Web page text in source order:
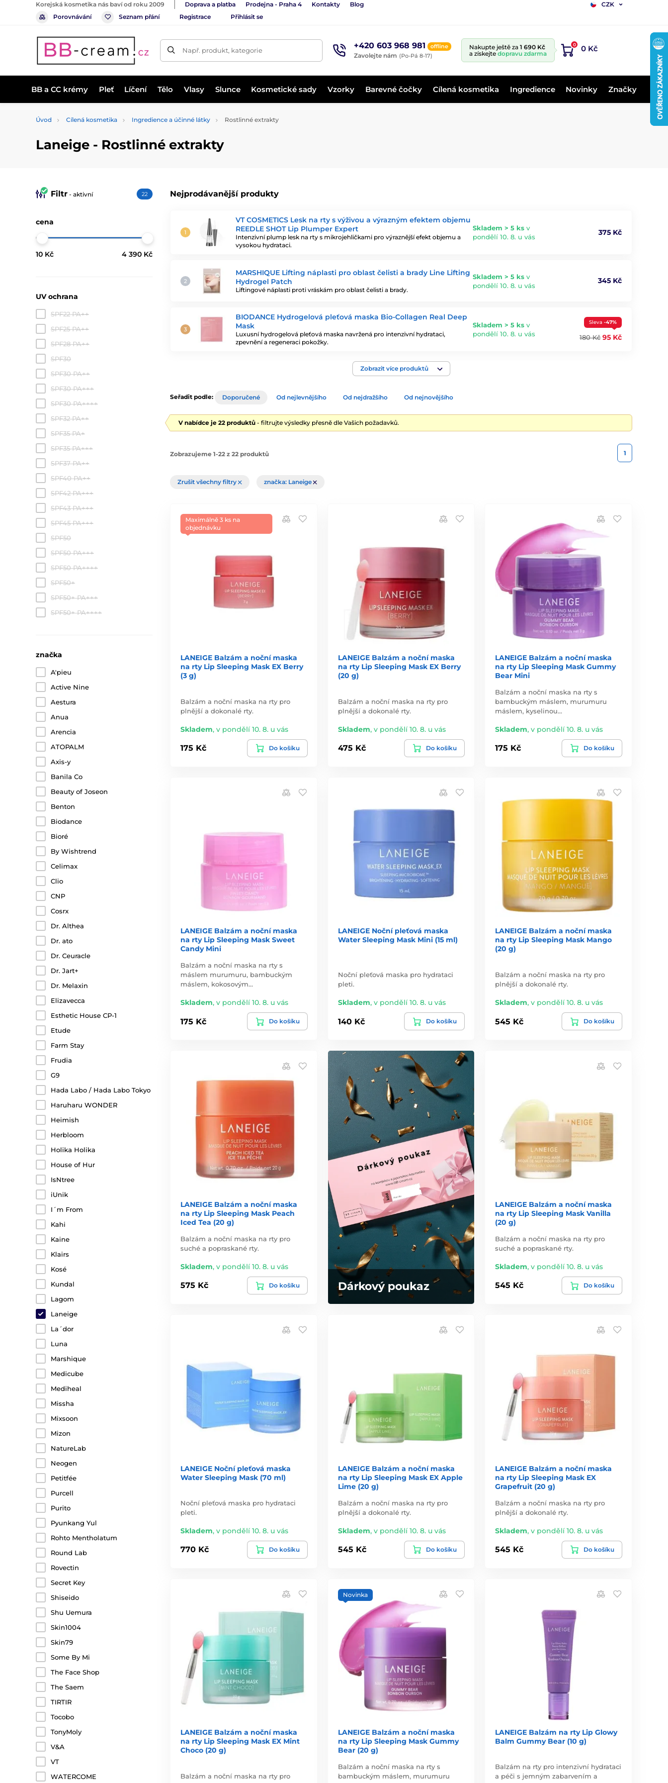
Korejská kosmetika nás baví od roku 2009 Doprava a platba Prodejna - Praha 4 Kontakty Blog
CZK
Porovnávání
Seznam přání Registrace Přihlásit se
Např. produkt, kategorie +420 603 968 981 offline
Zavolejte nám (Po-Pá 8-17)
Nakupte ještě za 1 690 Kč
a získejte dopravu zdarma
0 0 Kč
BB a CC krémy Pleť Líčení Tělo Vlasy Slunce Kosmetické sady Vzorky Barevné čočky Cílená kosmetika Ingredience Novinky Značky
Úvod Cílená kosmetika Ingredience a účinné látky Rostlinné extrakty
Laneige - Rostlinné extrakty
Nejprodávanější produkty
VT COSMETICS Lesk na rty s výživou a výrazným efektem objemu
REEDLE SHOT Lip Plumper Expert
Intenzivní plump lesk na rty s mikrojehličkami pro výraznější efekt objemu a
vysokou hydrataci.
Skladem > 5 ks v
pondělí 10. 8. u vás
375 Kč
MARSHIQUE Lifting náplasti pro oblast čelisti a brady Line Lifting
Hydrogel Patch
Liftingové náplasti proti vráskám pro oblast čelisti a brady.
Skladem > 5 ks v
pondělí 10. 8. u vás
345 Kč
BIODANCE Hydrogelová pleťová maska Bio-Collagen Real Deep
Mask
Luxusní hydrogelová pleťová maska navržená pro intenzivní hydrataci,
zpevnění a regeneraci pokožky.
Skladem > 5 ks v
pondělí 10. 8. u vás
Sleva -47%
180 Kč 95 Kč
Zobrazit více produktů
Filtr - aktivní 22
cena
10 Kč 4 390 Kč
UV ochrana
SPF22 PA++
SPF25 PA++
SPF28 PA++
SPF30
SPF30 PA++
SPF30 PA+++
SPF30 PA++++
SPF32 PA++
SPF35 PA+
SPF35 PA+++
SPF37 PA++
SPF40 PA++
SPF42 PA+++
SPF43 PA+++
SPF45 PA+++
SPF50
SPF50 PA+++
SPF50 PA++++
SPF50+
SPF50+ PA+++
SPF50+ PA++++
značka
A'pieu
Active Nine
Aestura
Anua
Arencia
ATOPALM
Axis-y
Banila Co
Beauty of Joseon
Benton
Biodance
Bioré
By Wishtrend
Celimax
Clio
CNP
Cosrx
Dr. Althea
Dr. ato
Dr. Ceuracle
Dr. Jart+
Dr. Melaxin
Elizavecca
Esthetic House CP-1
Etude
Farm Stay
Frudia
G9
Hada Labo / Hada Labo Tokyo
Haruharu WONDER
Heimish
Herbloom
Holika Holika
House of Hur
IsNtree
iUnik
I´m From
Kahi
Kaine
Klairs
Kosé
Kundal
Lagom
Laneige
La´dor
Luna
Marshique
Medicube
Mediheal
Missha
Mixsoon
Mizon
NatureLab
Neogen
Petitfée
Purcell
Purito
Pyunkang Yul
Rohto Mentholatum
Round Lab
Rovectin
Secret Key
Shiseido
Shu Uemura
Skin1004
Skin79
Some By Mi
The Face Shop
The Saem
TIRTIR
Tocobo
TonyMoly
V&A
VT
WATERCOME
Seřadit podle: Doporučené Od nejlevnějšího Od nejdražšího Od nejnovějšího
V nabídce je 22 produktů - filtrujte výsledky přesně dle Vašich požadavků.
Zobrazujeme 1-22 z 22 produktů 1
Zrušit všechny filtry značka: Laneige
Maximálně 3 ks na
objednávku
LANEIGE Balzám a noční maska
na rty Lip Sleeping Mask EX Berry
(3 g)
Balzám a noční maska na rty pro
plnější a dokonalé rty.
Skladem, v pondělí 10. 8. u vás
175 Kč Do košíku
LANEIGE Balzám a noční maska
na rty Lip Sleeping Mask EX Berry
(20 g)
Balzám a noční maska na rty pro
plnější a dokonalé rty.
Skladem, v pondělí 10. 8. u vás
475 Kč Do košíku
LANEIGE Balzám a noční maska
na rty Lip Sleeping Mask Gummy
Bear Mini
Balzám a noční maska na rty s
bambuckým máslem, murumuru
máslem, kyselinou…
Skladem,v pondělí 10. 8. u vás
175 Kč Do košíku
LANEIGE Balzám a noční maska
na rty Lip Sleeping Mask Sweet
Candy Mini
Balzám a noční maska na rty s
máslem murumuru, bambuckým
máslem, kokosovým…
Skladem, v pondělí 10. 8. u vás
175 Kč Do košíku
LANEIGE Noční pleťová maska
Water Sleeping Mask Mini (15 ml)
Noční pleťová maska pro hydrataci
pleti.
Skladem, v pondělí 10. 8. u vás
140 Kč Do košíku
LANEIGE Balzám a noční maska
na rty Lip Sleeping Mask Mango
(20 g)
Balzám a noční maska na rty pro
plnější a dokonalé rty.
Skladem,v pondělí 10. 8. u vás
545 Kč Do košíku
LANEIGE Balzám a noční maska
na rty Lip Sleeping Mask Peach
Iced Tea (20 g)
Balzám a noční maska na rty pro
suché a popraskané rty.
Skladem, v pondělí 10. 8. u vás
575 Kč Do košíku Dárkový poukaz
LANEIGE Balzám a noční maska
na rty Lip Sleeping Mask Vanilla
(20 g)
Balzám a noční maska na rty pro
suché a popraskané rty.
Skladem,v pondělí 10. 8. u vás
545 Kč Do košíku
LANEIGE Noční pleťová maska
Water Sleeping Mask (70 ml)
Noční pleťová maska pro hydrataci
pleti.
Skladem, v pondělí 10. 8. u vás
770 Kč Do košíku
LANEIGE Balzám a noční maska
na rty Lip Sleeping Mask EX Apple
Lime (20 g)
Balzám a noční maska na rty pro
plnější a dokonalé rty.
Skladem, v pondělí 10. 8. u vás
545 Kč Do košíku
LANEIGE Balzám a noční maska
na rty Lip Sleeping Mask EX
Grapefruit (20 g)
Balzám a noční maska na rty pro
plnější a dokonalé rty.
Skladem,v pondělí 10. 8. u vás
545 Kč Do košíku
LANEIGE Balzám a noční maska
na rty Lip Sleeping Mask EX Mint
Choco (20 g)
Balzám a noční maska na rty pro
Novinka
LANEIGE Balzám a noční maska
na rty Lip Sleeping Mask Gummy
Bear (20 g)
Balzám a noční maska na rty s
bambuckým máslem, murumuru
LANEIGE Balzám na rty Lip Glowy
Balm Gummy Bear (10 g)
Balzám na rty pro intenzivní hydrataci
a péči s jemným zabarvením a